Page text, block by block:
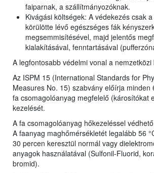
faiparnak, a szállítmányozóknak.
Kivágási költségek: A védekezés csak
körülötte lévő egészséges fák
megsemmisítésével, majd jelentős
kialakításával, fenntartásával
A legfontosabb védelmi vonal a
Az ISPM 15 (International Standards for
Measures No. 15) szabvány előírja minden
fa csomagolóanyag megfelelő (károsítókat
kezelését.
A fa csomagolóanyag hőkezeléssel
A faanyag maghőmérsékletét legalább 56
30 percen keresztül normál vagy
anyagok használatával (Sulfonil-Fluorid,
bromid).